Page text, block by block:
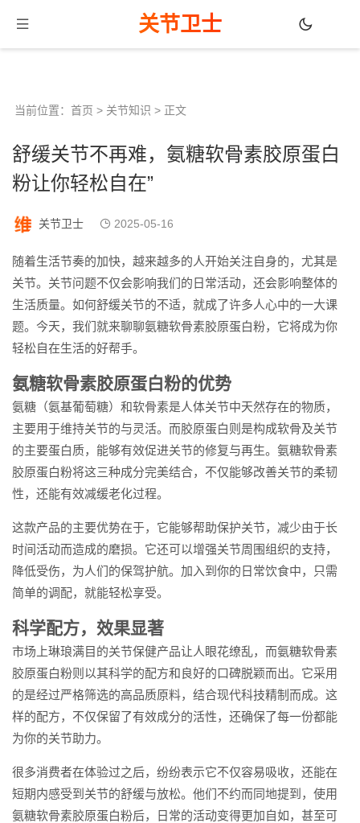
关节卫士
当前位置： 首页 > 关节知识 > 正文
舒缓关节不再难，氨糖软骨素胶原蛋白
粉让你轻松自在”
关节卫士 2025-05-16
随着生活节奏的加快，越来越多的人开始关注自身的，尤其是
关节。关节问题不仅会影响我们的日常活动，还会影响整体的
生活质量。如何舒缓关节的不适，就成了许多人心中的一大课
题。今天，我们就来聊聊氨糖软骨素胶原蛋白粉，它将成为你
轻松自在生活的好帮手。
氨糖软骨素胶原蛋白粉的优势
氨糖（氨基葡萄糖）和软骨素是人体关节中天然存在的物质，
主要用于维持关节的与灵活。而胶原蛋白则是构成软骨及关节
的主要蛋白质，能够有效促进关节的修复与再生。氨糖软骨素
胶原蛋白粉将这三种成分完美结合，不仅能够改善关节的柔韧
性，还能有效减缓老化过程。
这款产品的主要优势在于，它能够帮助保护关节，减少由于长
时间活动而造成的磨损。它还可以增强关节周围组织的支持，
降低受伤，为人们的保驾护航。加入到你的日常饮食中，只需
简单的调配，就能轻松享受。
科学配方，效果显著
市场上琳琅满目的关节保健产品让人眼花缭乱，而氨糖软骨素
胶原蛋白粉则以其科学的配方和良好的口碑脱颖而出。它采用
的是经过严格筛选的高品质原料，结合现代科技精制而成。这
样的配方，不仅保留了有效成分的活性，还确保了每一份都能
为你的关节助力。
很多消费者在体验过之后，纷纷表示它不仅容易吸收，还能在
短期内感受到关节的舒缓与放松。他们不约而同地提到，使用
氨糖软骨素胶原蛋白粉后，日常的活动变得更加自如，甚至可